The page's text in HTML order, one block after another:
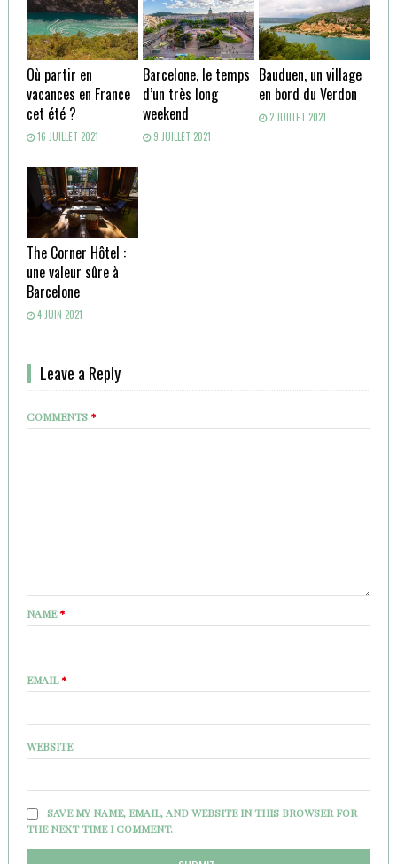
Où partir en
vacances en France
cet été ?
16 JUILLET 2021
Barcelone, le temps
d’un très long
weekend
9 JUILLET 2021
Bauduen, un village
en bord du Verdon
2 JUILLET 2021
The Corner Hôtel :
une valeur sûre à
Barcelone
4 JUIN 2021
Leave a Reply
COMMENTS*
NAME*
EMAIL*
WEBSITE
SAVE MY NAME, EMAIL, AND WEBSITE IN THIS BROWSER FOR
THE NEXT TIME I COMMENT.